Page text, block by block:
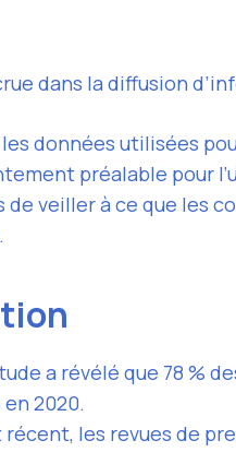
dans la diffusion
données utilisées
préalable pour
veiller à ce que les
a révélé que 78 %
2020.
récent, les revues de